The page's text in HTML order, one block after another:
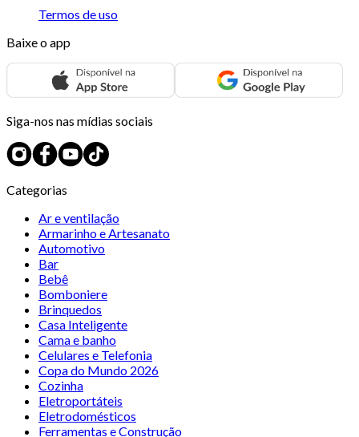
Termos de uso
Baixe o app
Siga-nos nas mídias sociais
Categorias
Ar e ventilação
Armarinho e Artesanato
Automotivo
Bar
Bebê
Bomboniere
Brinquedos
Casa Inteligente
Cama e banho
Celulares e Telefonia
Copa do Mundo 2026
Cozinha
Eletroportáteis
Eletrodomésticos
Ferramentas e Construção